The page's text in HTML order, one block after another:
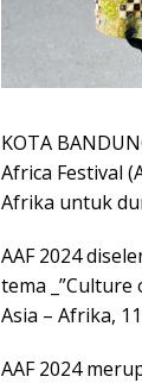
KOTA
Africa Festival
Afrika untuk
AAF 2024
tema
Asia – Afrika,
AAF 2024